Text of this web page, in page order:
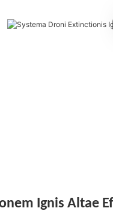
Ignis Altae